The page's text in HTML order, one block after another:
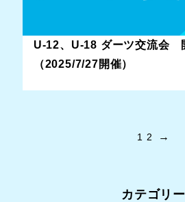
U-12、U-18 ダーツ交流会
（2025/7/27開催）
1 2 →
カテゴリー